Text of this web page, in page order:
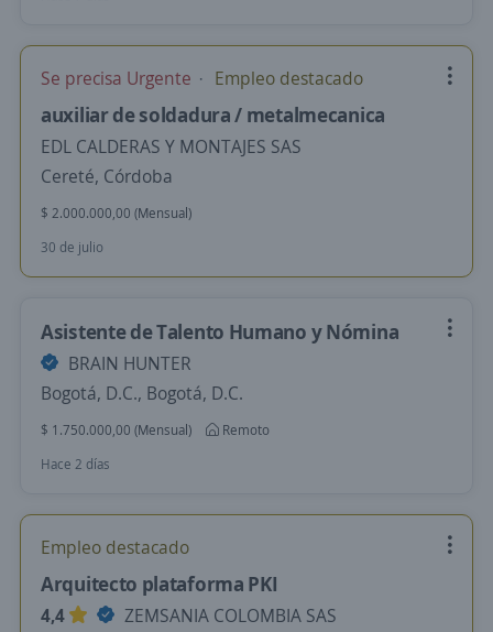
Se precisa Urgente Empleo destacado
auxiliar de soldadura / metalmecanica
EDL CALDERAS Y MONTAJES SAS
Cereté, Córdoba
$ 2.000.000,00 (Mensual)
30 de julio
Asistente de Talento Humano y Nómina
BRAIN HUNTER
Bogotá, D.C., Bogotá, D.C.
$ 1.750.000,00 (Mensual)
Remoto
Hace 2 días
Empleo destacado
Arquitecto plataforma PKI
4,4
ZEMSANIA COLOMBIA SAS